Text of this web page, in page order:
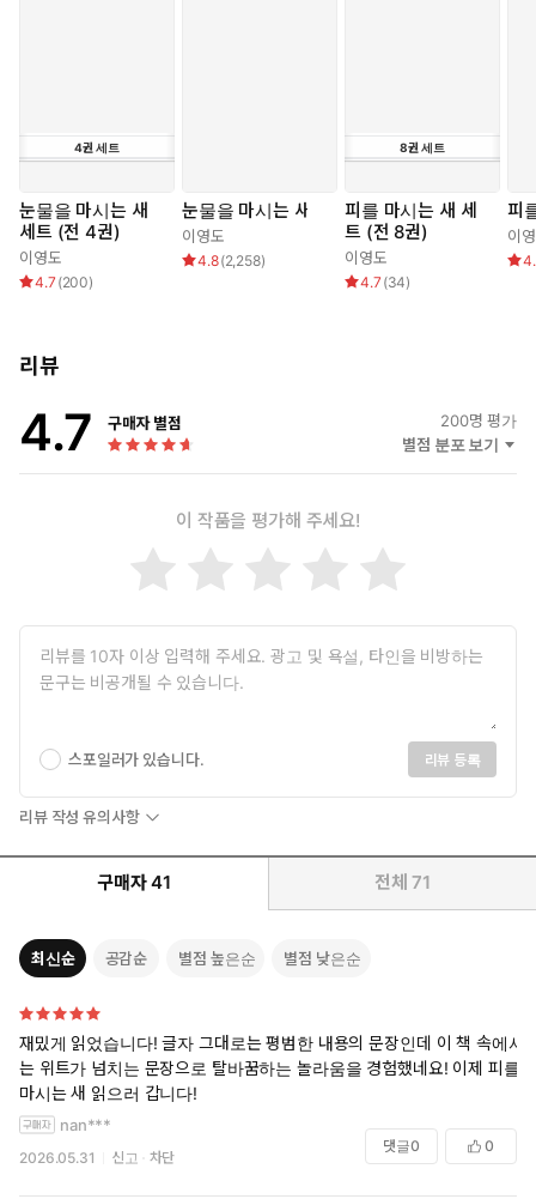
방의 저온을 이겨내지 못하는 체질적 한계를 갖고 있다. 작품 전
체의 종족들 중 그 어떠한 종족도 완벽하지 못한 상태를 유지한
작품 속에 사용되는 속담이나 격언 등도 종족적 특성을 최대한 활용
하여 독자의 흥미를 돋운다. 물을 두려워하는 특성을 가진 레콘의
은 ‘니름도 안 된다(말도 안 된다)’, ‘니름 잘라먹지 마라(말 잘라먹지
마라)’ 같은 변종 언어를 사용하기도 한다. 또한 종족을 초월하여 등
장하는 ‘군령자’나 ‘유료 도로당’ 또한 독특한 이영도 식의 소설에서
만 맛볼 수 있는 것들이다. 군령자는 한 육체에 오랜 시간 동안 여러
탄생한 이 군령자는 항시 ‘더 이상 전령하지 않고 죽겠다.’고 주장하
지만 결국 죽을 때에 이르러서는 영생을 위해 남에게 전령하는 나약
한 모습을 보이기도 한다. ‘유료 도로당’이라는 단체는 작품 속에서
이용하는 여행객은 고객이며, 무임으로 이용하는 여행객은 무조건
적으로 규정하는 독특한 단체이다. 하지만 그 철저한 규정으로 인
해 인간 전체의 적조차도 돈을 지불하기만 하면 고객으로 규정하는
4권 세트
눈물을 마시는 새
세트 (전 4권)
이영도
4.7 (200)
눈물을 마시는 새
이영도
4.8(2,258)
8권 세트
피를 마시는 새 세
트 (전 8권)
이영도
4.7 (34)
피
이
리뷰
4.7 구매자 별점 200명 평가
별점 분포 보기
이 작품을 평가해 주세요!
스포일러가 있습니다. 리뷰 등록
리뷰 작성 유의사항
구매자 41 전체 71
최신순 공감순 별점 높은순 별점 낮은순
재밌게 읽었습니다! 글자 그대로는 평범한 내용의 문장인데 이 책 속에서
는 위트가 넘치는 문장으로 탈바꿈하는 놀라움을 경험했네요! 이제 피를
마시는 새 읽으러 갑니다!
nan***
2026.05.31 신고 차단
댓글0 0